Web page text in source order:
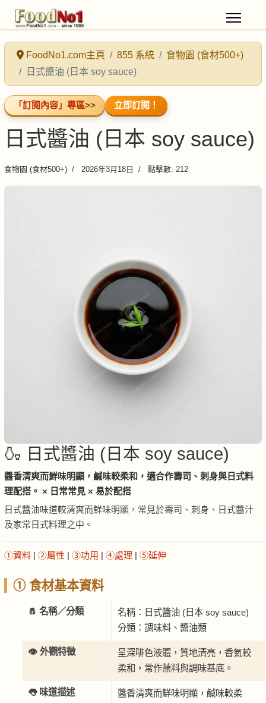
FoodNo1.com主頁 855 系統
食物園 (食材500+)
日式醬油 (日本 soy sauce)
「訂閱內容」專區>> 立即訂閱！
日式醬油 (日本 soy sauce)
食物園 (食材500+) 2026年3月18日 點擊數: 212
🍶 日式醬油 (日本 soy sauce)
醬香清爽而鮮味明顯，鹹味較柔和，適合作壽司、刺身與日式料
理配搭。 × 日常常見 × 易於配搭
日式醬油味道較清爽而鮮味明顯，常見於壽司、刺身、日式醬汁
及家常日式料理之中。
①資料 | ②屬性 | ③功用 | ④處理 | ⑤延伸
① 食材基本資料
🧂 名稱／分類
名稱：日式醬油 (日本 soy sauce)
分類：調味料、醬油類
👁️ 外觀特徵
呈深啡色液體，質地清亮，香氣較
柔和，常作蘸料與調味基底。
👅 味道描述
醬香清爽而鮮味明顯，鹹味較柔